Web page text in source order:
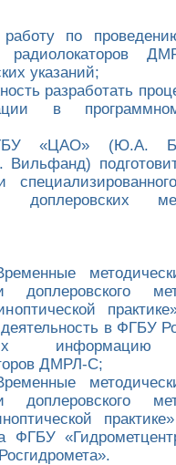
по
радиолокаторов
указаний;
разработать
в
«ЦАО» (Ю.А.
Вильфанд)
в ФГБУ
информацию
ДМРЛ-С;
ФГБУ